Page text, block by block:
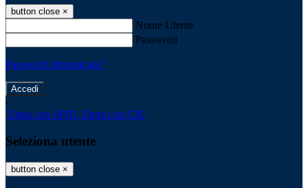
button close ×
Nome Utente
Password
Password dimenticata?
-
Entra con SPID Entra con CIE
Seleziona utente
button close ×